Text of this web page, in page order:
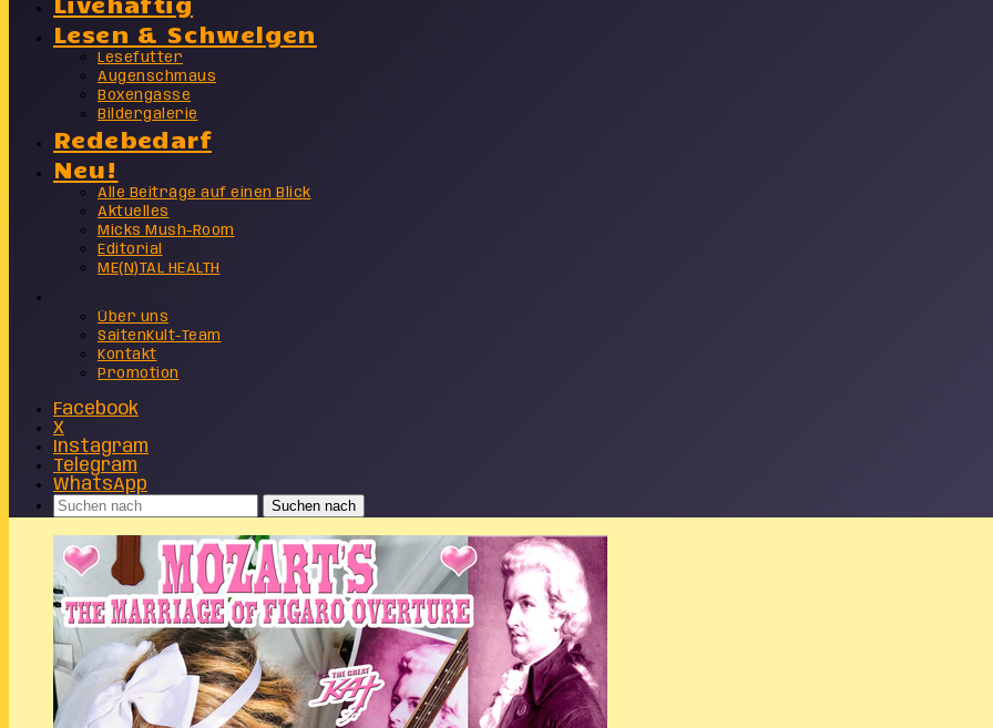
Lesen & Schwelgen
Lesefutter
Augenschmaus
Boxengasse
Bildergalerie
Redebedarf
Neu!
Alle Beiträge auf einen Blick
Aktuelles
Micks Mush-Room
Editorial
ME(N)TAL HEALTH
Über uns
SaitenKult-Team
Kontakt
Promotion
Facebook
X
Instagram
Telegram
WhatsApp
Suchen nach